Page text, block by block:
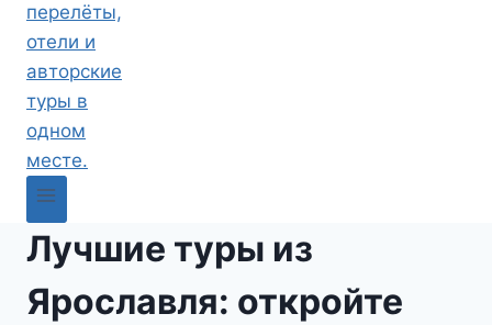
Лучшие туры из
Ярославля: откройте